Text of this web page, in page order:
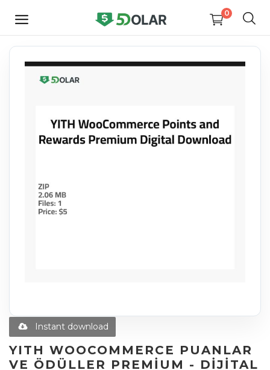
0
HEMEN
SATIŞ
Yazılım
Dijital Kitaplar
Favoriler
İletişim
Instant download
YITH WOOCOMMERCE PUANLAR
VE ÖDÜLLER PREMIUM - DIJITAL